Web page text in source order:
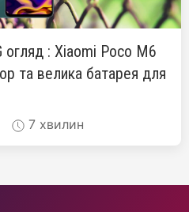
: Xiaomi Poco M6
та велика батарея для
7 хвилин